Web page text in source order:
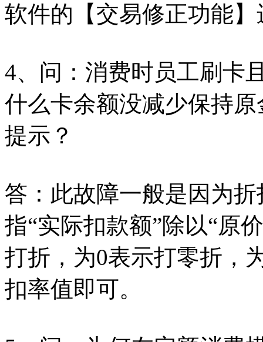
软件的【交易修正功能
4、问：消费时员工刷卡
什么卡余额没减少保持
提示？
答：此故障一般是因为
指“实际扣款额”除以“原
打折，为0表示打零折，
扣率值即可。